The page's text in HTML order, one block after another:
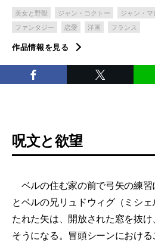
美女と野獣 ジャン・コクトー ジャン・マ
ファンタジー
恋愛 洋画 フランス
作品情報を見る
呪文と欲望
ベルの住む家の前で弓矢の練習
とベルの兄リュドウィグ（ミシ
たれた矢は、開放された窓を抜
そうになる。冒頭シーンにおける